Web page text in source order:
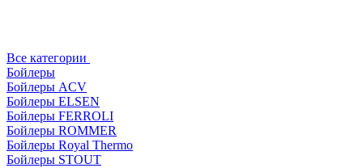
Все категории
Бойлеры
Бойлеры ACV
Бойлеры ELSEN
Бойлеры FERROLI
Бойлеры ROMMER
Бойлеры Royal Thermo
Бойлеры STOUT